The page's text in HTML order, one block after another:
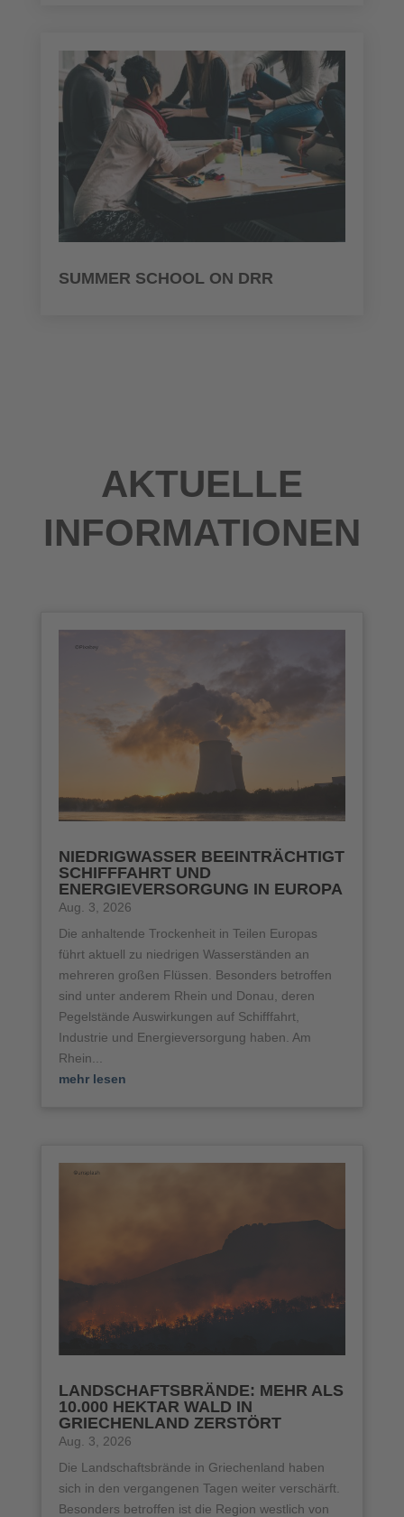
SUMMER SCHOOL ON DRR
AKTUELLE
INFORMATIONEN
NIEDRIGWASSER BEEINTRÄCHTIGT
SCHIFFFAHRT UND
ENERGIEVERSORGUNG IN EUROPA
Aug. 3, 2026
Die anhaltende Trockenheit in Teilen Europas
führt aktuell zu niedrigen Wasserständen an
mehreren großen Flüssen. Besonders betroffen
sind unter anderem Rhein und Donau, deren
Pegelstände Auswirkungen auf Schifffahrt,
Industrie und Energieversorgung haben. Am
Rhein...
mehr lesen
LANDSCHAFTSBRÄNDE: MEHR ALS
10.000 HEKTAR WALD IN
GRIECHENLAND ZERSTÖRT
Aug. 3, 2026
Die Landschaftsbrände in Griechenland haben
sich in den vergangenen Tagen weiter verschärft.
Besonders betroffen ist die Region westlich von